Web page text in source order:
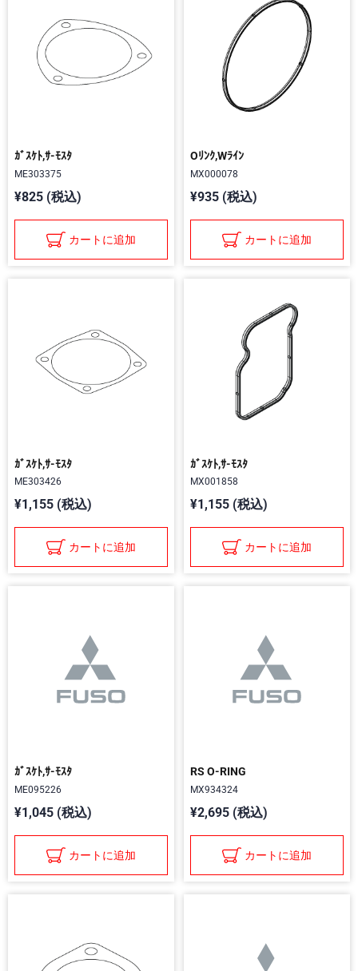
ｶﾞｽｹﾄ,ｻ-ﾓｽﾀ
ME303375
¥825 (税込)
カートに追加
Oﾘﾝｸ,Wﾗｲﾝ
MX000078
¥935 (税込)
カートに追加
ｶﾞｽｹﾄ,ｻ-ﾓｽﾀ
ME303426
¥1,155 (税込)
カートに追加
ｶﾞｽｹﾄ,ｻ-ﾓｽﾀ
MX001858
¥1,155 (税込)
カートに追加
ｶﾞｽｹﾄ,ｻ-ﾓｽﾀ
ME095226
¥1,045 (税込)
カートに追加
RS O-RING
MX934324
¥2,695 (税込)
カートに追加